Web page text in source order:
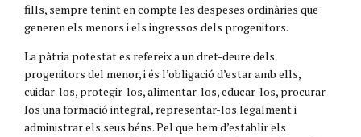
fills, sempre tenint en compte les despeses ordinàries que
generen els menors i els ingressos dels progenitors.
La pàtria potestat es refereix a un dret-deure dels
progenitors del menor, i és l’obligació d’estar amb ells,
cuidar-los, protegir-los, alimentar-los, educar-los, procurar-
los una formació integral, representar-los legalment i
administrar els seus béns. Pel que hem d’establir els